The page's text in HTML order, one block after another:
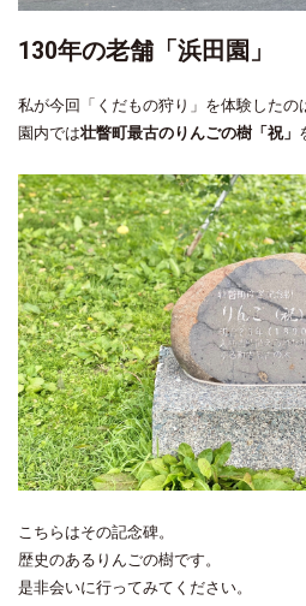
130年の老舗「浜田園」
私が今回「くだもの狩り」を体験したの
園内では壮瞥町最古のりんごの樹「祝」
こちらはその記念碑。
歴史のあるりんごの樹です。
是非会いに行ってみてください。